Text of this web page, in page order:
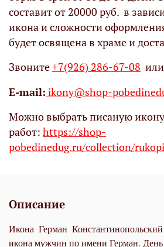
составит от 20000 руб. в
икона и сложности
будет освящена в храме и
Звоните+7(926) 286-67-08
Е-mail: ikony@shop-
Можно выбрать писаную
работ: https://shop-
pobedinedug.ru/collection/
Описание
Икона Герман
икона мужчин по имени Герман. День